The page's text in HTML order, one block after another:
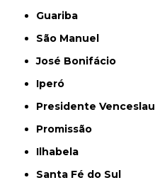
Guariba
São Manuel
José Bonifácio
Iperó
Presidente Venceslau
Promissão
Ilhabela
Santa Fé do Sul